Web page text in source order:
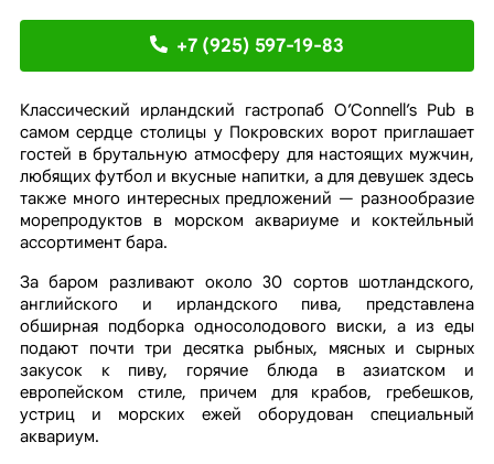
+7 (925) 597-19-83
Классический ирландский гастропаб O’Connell’s Pub в
самом сердце столицы у Покровских ворот приглашает
гостей в брутальную атмосферу для настоящих мужчин,
любящих футбол и вкусные напитки, а для девушек здесь
также много интересных предложений — разнообразие
морепродуктов в морском аквариуме и коктейльный
ассортимент бара.
За баром разливают около 30 сортов шотландского,
английского и ирландского пива, представлена
обширная подборка односолодового виски, а из еды
подают почти три десятка рыбных, мясных и сырных
закусок к пиву, горячие блюда в азиатском и
европейском стиле, причем для крабов, гребешков,
устриц и морских ежей оборудован специальный
аквариум.